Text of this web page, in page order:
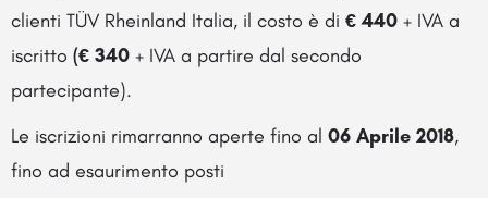
clienti TÜV Rheinland Italia, il costo è di € 440 + IVA a
iscritto (€ 340 + IVA a partire dal secondo
partecipante).
Le iscrizioni rimarranno aperte fino al 06 Aprile 2018,
fino ad esaurimento posti